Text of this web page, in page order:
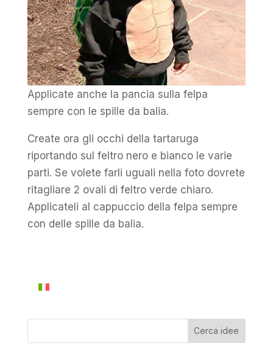
Applicate anche la pancia sulla felpa
sempre con le spille da balia.
Create ora gli occhi della tartaruga
riportando sul feltro nero e bianco le varie
parti. Se volete farli uguali nella foto dovrete
ritagliare 2 ovali di feltro verde chiaro.
Applicateli al cappuccio della felpa sempre
con delle spille da balia.
Cerca idee